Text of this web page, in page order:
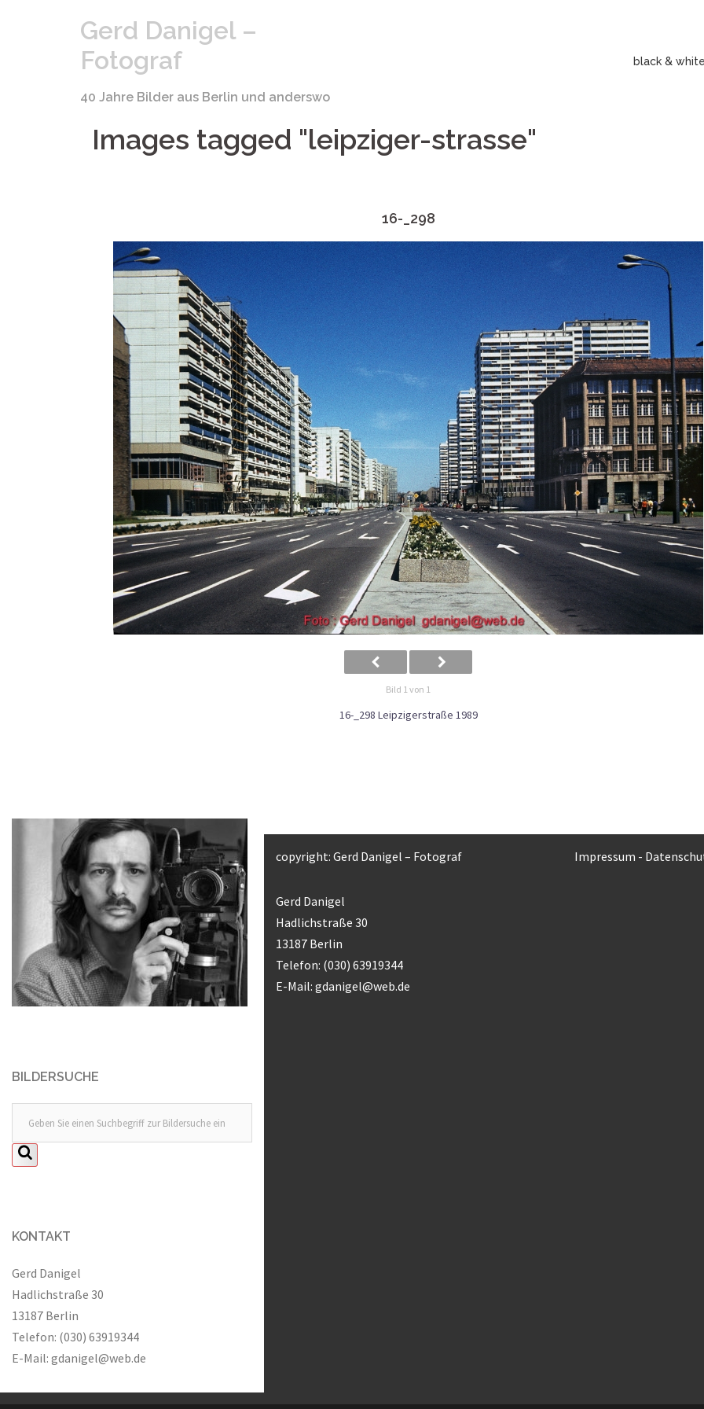
Gerd Danigel –
Fotograf
40 Jahre Bilder aus Berlin und anderswo
black &
Images tagged "leipziger-strasse"
16-_298
Bild 1 von 1
16-_298 Leipzigerstraße 1989
BILDERSUCHE
KONTAKT
Gerd Danigel
Hadlichstraße 30
13187 Berlin
Telefon: (030) 63919344
E-Mail: gdanigel@web.de
copyright: Gerd Danigel – Fotograf Impressum -
Gerd Danigel
Hadlichstraße 30
13187 Berlin
Telefon: (030) 63919344
E-Mail: gdanigel@web.de